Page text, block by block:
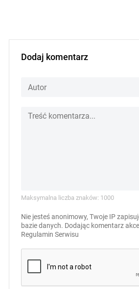
Dodaj komentarz
Maksymalna liczba znaków: 1000
Nie jesteś anonimowy, Twoje IP
bazie danych. Dodając komentarz
Regulamin Serwisu